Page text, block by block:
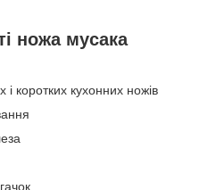
ножа мусака
і коротких кухонних ножів